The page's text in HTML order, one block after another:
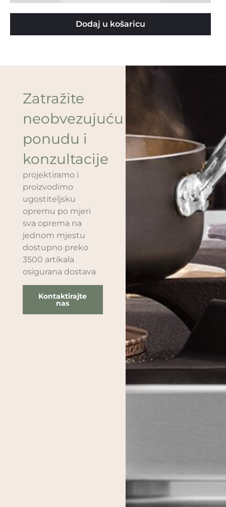
Dodaj u košaricu
Zatražite
neobvezujuću
ponudu i
konzultacije
projektiramo i
proizvodimo
ugostiteljsku
opremu po mjeri
sva oprema na
jednom mjestu
dostupno preko
3500 artikala
osigurana dostava
Kontaktirajte
nas